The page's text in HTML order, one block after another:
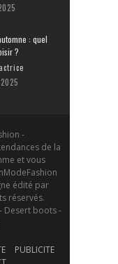
: quel
?
-
de la
et vous
édité par
réservés.
Desert boots -
PUBLICITE